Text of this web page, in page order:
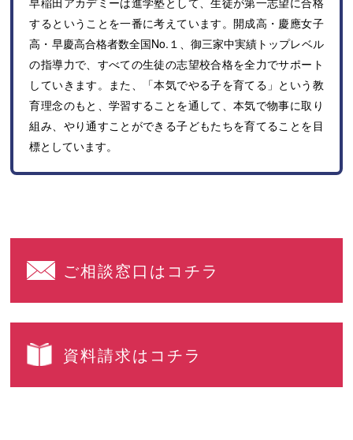
するということを一番に考えています。開成高・慶應女子
高・早慶高合格者数全国No.１、御三家中実績トップレベル
の指導力で、すべての生徒の志望校合格を全力でサポート
していきます。また、「本気でやる子を育てる」という教
育理念のもと、学習することを通して、本気で物事に取り
組み、やり通すことができる子どもたちを育てることを目
標としています。
ご相談窓口はコチラ
資料請求はコチラ